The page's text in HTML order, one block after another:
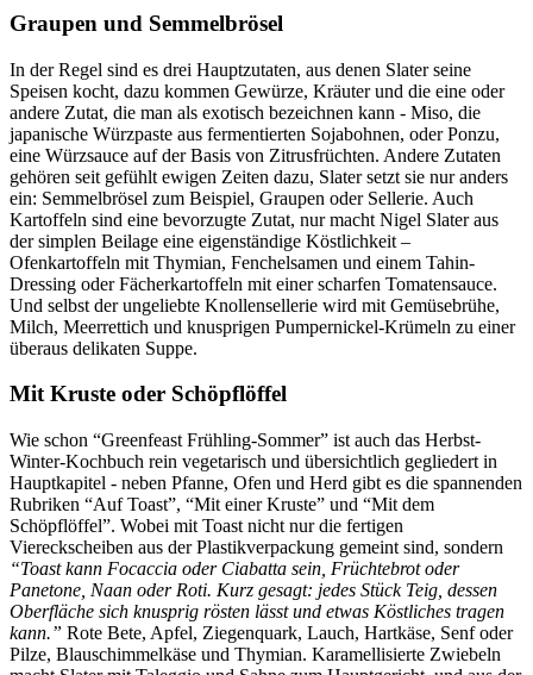
Graupen und Semmelbrösel
In der Regel sind es drei Hauptzutaten, aus denen Slater seine
Speisen kocht, dazu kommen Gewürze, Kräuter und die eine oder
andere Zutat, die man als exotisch bezeichnen kann - Miso, die
japanische Würzpaste aus fermentierten Sojabohnen, oder Ponzu,
eine Würzsauce auf der Basis von Zitrusfrüchten. Andere Zutaten
gehören seit gefühlt ewigen Zeiten dazu, Slater setzt sie nur anders
ein: Semmelbrösel zum Beispiel, Graupen oder Sellerie. Auch
Kartoffeln sind eine bevorzugte Zutat, nur macht Nigel Slater aus
der simplen Beilage eine eigenständige Köstlichkeit –
Ofenkartoffeln mit Thymian, Fenchelsamen und einem Tahin-
Dressing oder Fächerkartoffeln mit einer scharfen Tomatensauce.
Und selbst der ungeliebte Knollensellerie wird mit Gemüsebrühe,
Milch, Meerrettich und knusprigen Pumpernickel-Krümeln zu einer
überaus delikaten Suppe.
Mit Kruste oder Schöpflöffel
Wie schon “Greenfeast Frühling-Sommer” ist auch das Herbst-
Winter-Kochbuch rein vegetarisch und übersichtlich gegliedert in
Hauptkapitel - neben Pfanne, Ofen und Herd gibt es die spannenden
Rubriken “Auf Toast”, “Mit einer Kruste” und “Mit dem
Schöpflöffel”. Wobei mit Toast nicht nur die fertigen
Viereckscheiben aus der Plastikverpackung gemeint sind, sondern
“Toast kann Focaccia oder Ciabatta sein, Früchtebrot oder
Panetone, Naan oder Roti. Kurz gesagt: jedes Stück Teig, dessen
Oberfläche sich knusprig rösten lässt und etwas Köstliches tragen
kann.” Rote Bete, Apfel, Ziegenquark, Lauch, Hartkäse, Senf oder
Pilze, Blauschimmelkäse und Thymian. Karamellisierte Zwiebeln